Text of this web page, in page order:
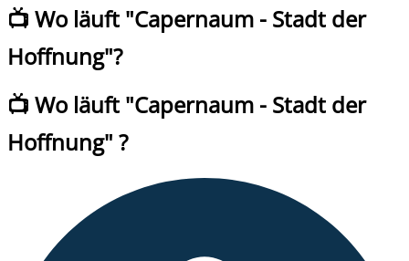
📺 Wo läuft "Capernaum - Stadt der
Hoffnung"?
📺 Wo läuft "Capernaum - Stadt der
Hoffnung" ?